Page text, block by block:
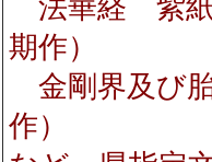
法華経 紫
期作）
金剛界及び
作）